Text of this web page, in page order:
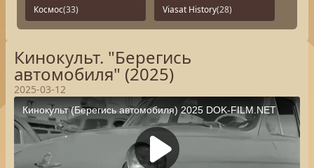
Космос(33) Viasat History(28)
Кинокульт. "Берегись
автомобиля" (2025)
2025-03-12